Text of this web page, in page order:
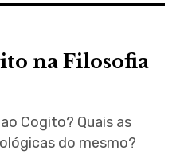
na Filosofia
Cogito? Quais as
do mesmo?